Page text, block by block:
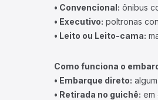
• Convencional: ônibus
• Executivo: poltronas
• Leito ou Leito-cama:
Como funciona o
• Embarque direto:
• Retirada no guichê: em